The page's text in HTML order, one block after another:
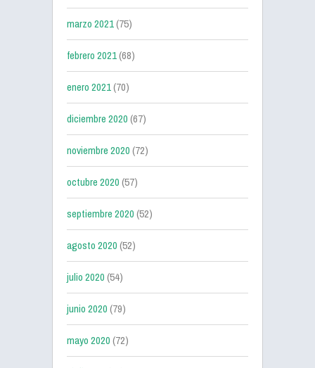
marzo 2021(75)
febrero 2021(68)
enero 2021(70)
diciembre 2020(67)
noviembre 2020(72)
octubre 2020(57)
septiembre 2020(52)
agosto 2020(52)
julio 2020(54)
junio 2020(79)
mayo 2020(72)